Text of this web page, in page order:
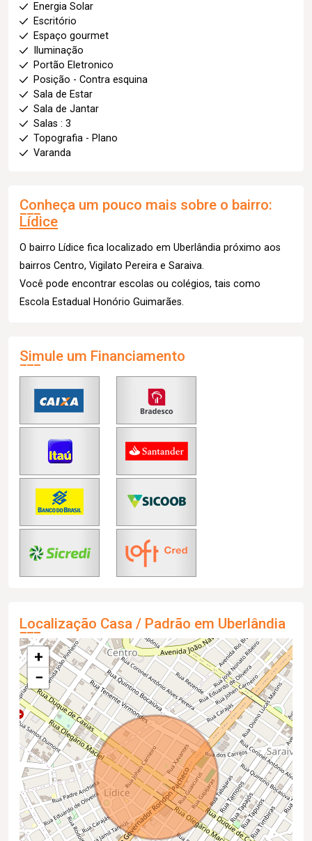
Energia Solar
Escritório
Espaço gourmet
Iluminação
Portão Eletronico
Posição - Contra esquina
Sala de Estar
Sala de Jantar
Salas : 3
Topografia - Plano
Varanda
Conheça um pouco mais sobre o bairro:
Lídice
O bairro Lídice fica localizado em Uberlândia próximo aos
bairros Centro, Vigilato Pereira e Saraiva.
Você pode encontrar escolas ou colégios, tais como
Escola Estadual Honório Guimarães.
Simule um Financiamento
Localização Casa / Padrão em Uberlândia
+
−